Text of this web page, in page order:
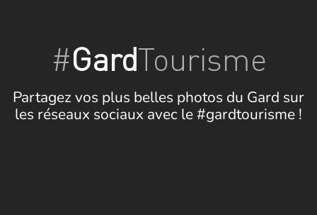
#GardTourisme
Partagez vos plus belles photos du Gard sur
les réseaux sociaux avec le #gardtourisme !